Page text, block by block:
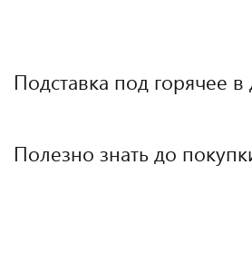
Подставка под горячее в
Полезно знать до